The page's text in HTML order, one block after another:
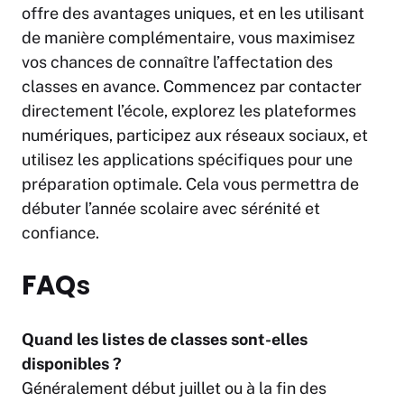
offre des avantages uniques, et en les utilisant
de manière complémentaire, vous maximisez
vos chances de connaître l’affectation des
classes en avance. Commencez par contacter
directement l’école, explorez les plateformes
numériques, participez aux réseaux sociaux, et
utilisez les applications spécifiques pour une
préparation optimale. Cela vous permettra de
débuter l’année scolaire avec sérénité et
confiance.
FAQs
Quand les listes de classes sont-elles
disponibles ?
Généralement début juillet ou à la fin des